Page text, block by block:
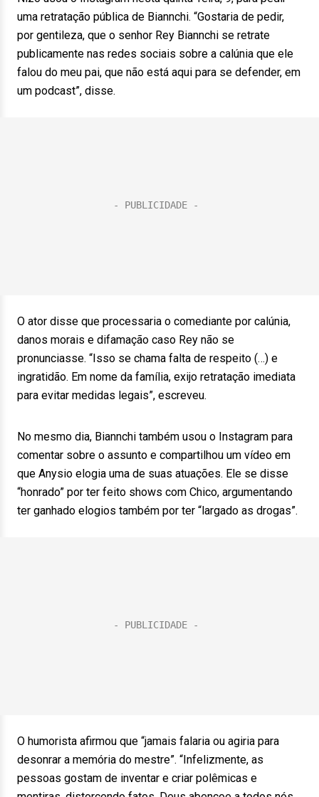
uma retratação pública de Biannchi. “Gostaria de pedir,
por gentileza, que o senhor Rey Biannchi se retrate
publicamente nas redes sociais sobre a calúnia que ele
falou do meu pai, que não está aqui para se defender, em
um podcast”, disse.
O ator disse que processaria o comediante por calúnia,
danos morais e difamação caso Rey não se
pronunciasse. “Isso se chama falta de respeito (…) e
ingratidão. Em nome da família, exijo retratação imediata
para evitar medidas legais”, escreveu.
No mesmo dia, Biannchi também usou o Instagram para
comentar sobre o assunto e compartilhou um vídeo em
que Anysio elogia uma de suas atuações. Ele se disse
“honrado” por ter feito shows com Chico, argumentando
ter ganhado elogios também por ter “largado as drogas”.
O humorista afirmou que “jamais falaria ou agiria para
desonrar a memória do mestre”. “Infelizmente, as
pessoas gostam de inventar e criar polêmicas e